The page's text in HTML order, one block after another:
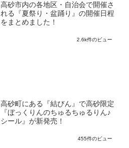
高砂市内の各地区・自治会で開催さ
れる『夏祭り・盆踊り』の開催日程
をまとめました！
2.6k件のビュー
高砂町にある『結びん』で高砂限定
『ぼっくりんのちゅるちゅるりん♪
シール』が新発売！
455件のビュー